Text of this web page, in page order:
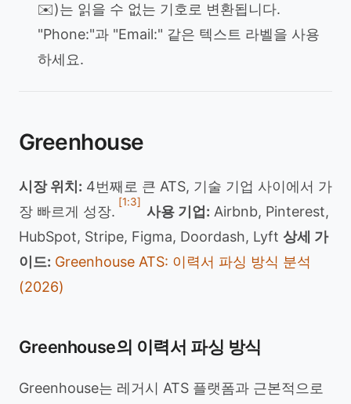
✉️)는 읽을 수 없는 기호로 변환됩니다.
"Phone:"과 "Email:" 같은 텍스트 라벨을 사용
하세요.
Greenhouse
시장 위치: 4번째로 큰 ATS, 기술 기업 사이에서 가
장 빠르게 성장.
[1:3]
사용 기업: Airbnb, Pinterest,
HubSpot, Stripe, Figma, Doordash, Lyft 상세 가
이드: Greenhouse ATS: 이력서 파싱 방식 분석
(2026)
Greenhouse의 이력서 파싱 방식
Greenhouse는 레거시 ATS 플랫폼과 근본적으로